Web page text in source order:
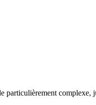
particulièrement complexe,